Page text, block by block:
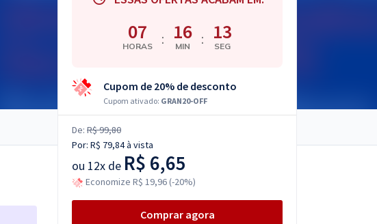
07
HORAS : 16
MIN : 12
SEG
Cupom de 20% de desconto
Cupom ativado: GRAN20-OFF
De: R$ 99,80
Por: R$ 79,84à vista
ou 12x de R$ 6,65
Economize R$ 19,96 (-20%)
Comprar agora